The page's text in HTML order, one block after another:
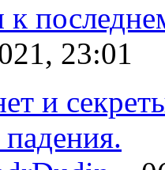
23:01
и